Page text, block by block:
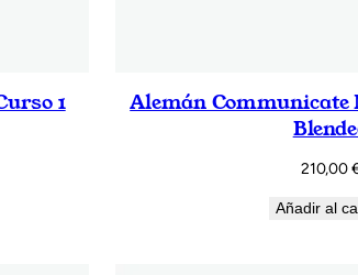
1
Alemán Communicate
210,00
Añadir al